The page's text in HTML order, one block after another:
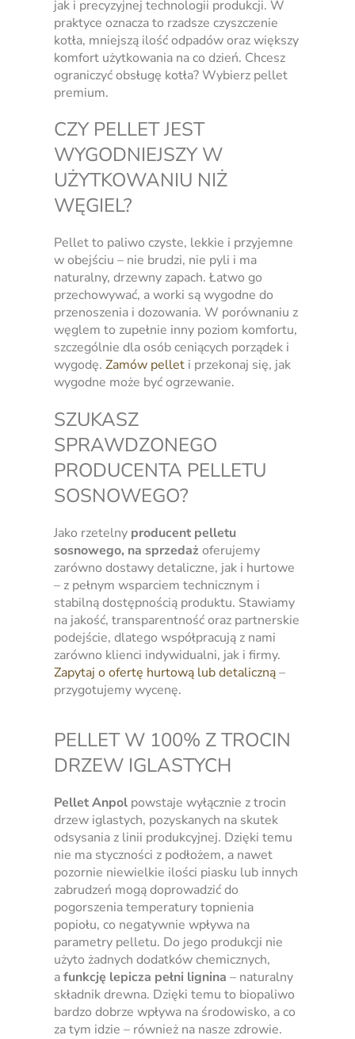
jak i precyzyjnej technologii produkcji. W
praktyce oznacza to rzadsze czyszczenie
kotła, mniejszą ilość odpadów oraz większy
komfort użytkowania na co dzień. Chcesz
ograniczyć obsługę kotła? Wybierz pellet
premium.
CZY PELLET JEST
WYGODNIEJSZY W
UŻYTKOWANIU NIŻ
WĘGIEL?
Pellet to paliwo czyste, lekkie i przyjemne
w obejściu – nie brudzi, nie pyli i ma
naturalny, drzewny zapach. Łatwo go
przechowywać, a worki są wygodne do
przenoszenia i dozowania. W porównaniu z
węglem to zupełnie inny poziom komfortu,
szczególnie dla osób ceniących porządek i
wygodę. Zamów pellet i przekonaj się, jak
wygodne może być ogrzewanie.
SZUKASZ
SPRAWDZONEGO
PRODUCENTA PELLETU
SOSNOWEGO?
Jako rzetelny producent pelletu
sosnowego, na sprzedaż oferujemy
zarówno dostawy detaliczne, jak i hurtowe
– z pełnym wsparciem technicznym i
stabilną dostępnością produktu. Stawiamy
na jakość, transparentność oraz partnerskie
podejście, dlatego współpracują z nami
zarówno klienci indywidualni, jak i firmy.
Zapytaj o ofertę hurtową lub detaliczną–
przygotujemy wycenę.
PELLET W 100% Z TROCIN
DRZEW IGLASTYCH
Pellet Anpol powstaje wyłącznie z trocin
drzew iglastych, pozyskanych na skutek
odsysania z linii produkcyjnej. Dzięki temu
nie ma styczności z podłożem, a nawet
pozornie niewielkie ilości piasku lub innych
zabrudzeń mogą doprowadzić do
pogorszenia temperatury topnienia
popiołu, co negatywnie wpływa na
parametry pelletu. Do jego produkcji nie
użyto żadnych dodatków chemicznych,
afunkcję lepicza pełni lignina – naturalny
składnik drewna. Dzięki temu to biopaliwo
bardzo dobrze wpływa na środowisko, a co
za tym idzie – również na nasze zdrowie.